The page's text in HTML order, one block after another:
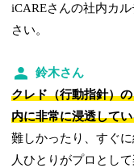
iCAREさんの社内カ
さい。
鈴木さん
クレド（行動指針）
内に非常に浸透して
難しかったり、すぐ
人ひとりがプロとし